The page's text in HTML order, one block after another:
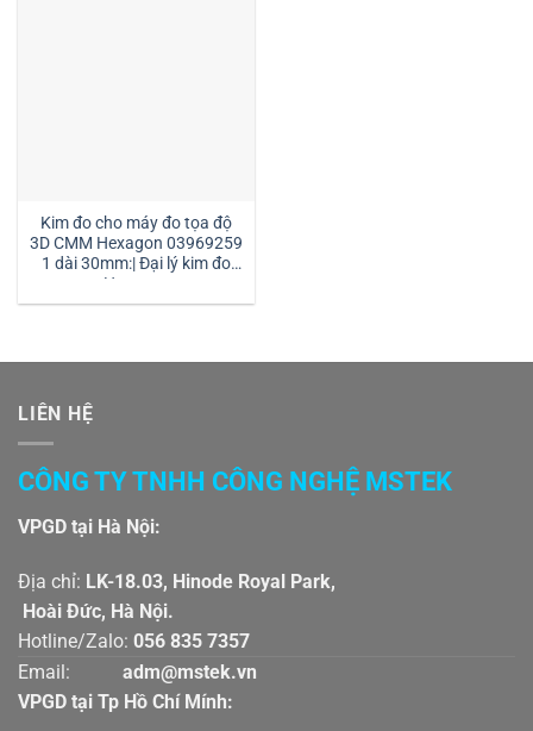
Kim đo cho máy đo tọa độ
3D CMM Hexagon 03969259
1 dài 30mm:| Đại lý kim đo
Hexagon
LIÊN HỆ
CÔNG TY TNHH CÔNG NGHỆ MSTEK
VPGD tại Hà Nội:
Địa chỉ: LK-18.03, Hinode Royal Park,
Hoài Đức, Hà Nội.
Hotline/Zalo: 056 835 7357
Email:
adm@mstek.vn
VPGD tại Tp Hồ Chí Mính: